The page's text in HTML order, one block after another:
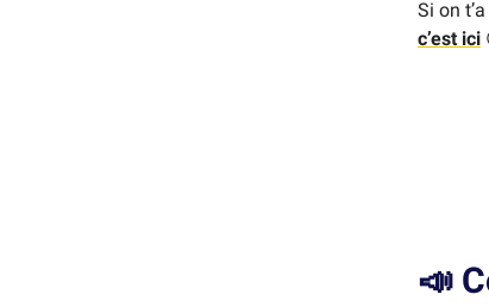
Si on
c’est ici
📣